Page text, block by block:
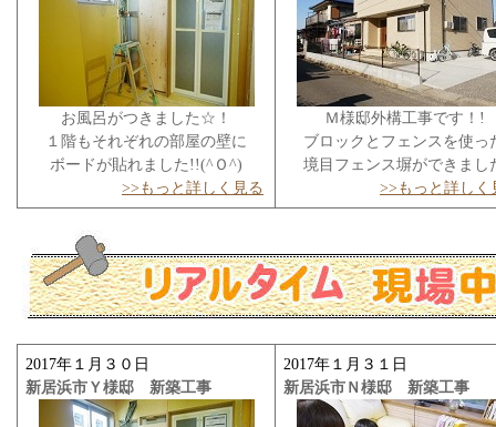
お風呂がつきました☆！
１階もそれぞれの部屋の壁に
ボードが貼れました!!(^Ｏ^)
>>もっと詳しく見る
Ｍ様邸外構工事です！!
ブロックとフェンスを使っ
境目フェンス塀ができまし
>>もっと詳しく
2017年１月３０日
新居浜市Ｙ様邸 新築工事
2017年１月３１日
新居浜市Ｎ様邸 新築工事